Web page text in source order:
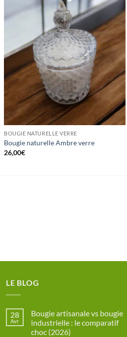
BOUGIE NATURELLE VERRE
Bougie naturelle Ambre verre
26,00€
LE BLOG
28
Avr
Bougie artisanale vs bougie
industrielle : le comparatif
choc (2026)